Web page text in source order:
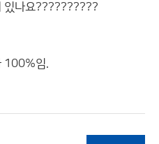
있나요??????????
100%임.